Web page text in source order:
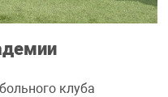
клуба